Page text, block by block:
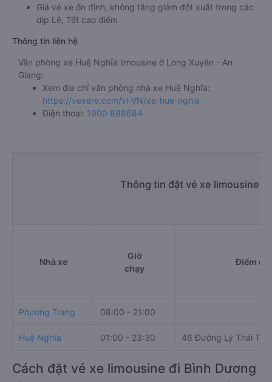
Giá vé xe ổn định, không tăng giảm đột xuất trong các
dịp Lễ, Tết cao điểm
Thông tin liên hệ
Văn phòng xe Huệ Nghĩa limousine ở Long Xuyên - An
Giang:
Xem địa chỉ văn phòng nhà xe Huệ Nghĩa:
https://vexere.com/vi-VN/xe-hue-nghia
Điện thoại: 1900 888684
Thông tin đặt vé xe limousine
Nhà xe
Giờ
chạy
Điểm đi
Phương Trang 08:00 - 21:00
Huệ Nghĩa 01:00 - 23:30 46 Đường Lý Thái Tổ
Cách đặt vé xe limousine đi Bình Dương